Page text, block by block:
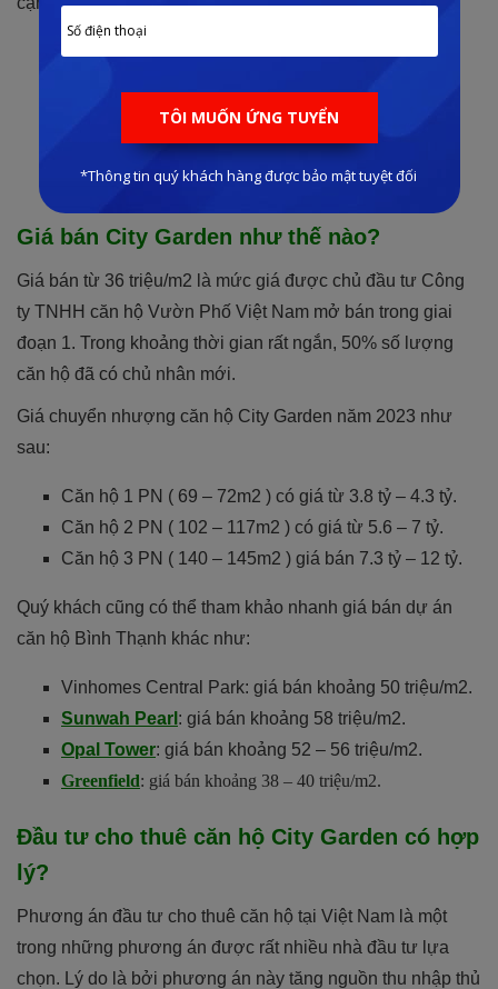
Quý khách hàng muốn mua căn hộ City
Garden?
Hoặc bấm đăng ký nhận căn hộ chuyển nhượng giá tốt
Giá bán City Garden như thế nào?
Giá bán từ 36 triệu/m2 là mức giá được chủ đầu tư Công
ty TNHH căn hộ Vườn Phố Việt Nam mở bán trong giai
đoạn 1. Trong khoảng thời gian rất ngắn, 50% số lượng
căn hộ đã có chủ nhân mới.
Giá chuyển nhượng căn hộ City Garden năm 2023 như
sau:
Căn hộ 1 PN ( 69 – 72m2 ) có giá từ 3.8 tỷ – 4.3 tỷ.
Căn hộ 2 PN ( 102 – 117m2 ) có giá từ 5.6 – 7 tỷ.
Căn hộ 3 PN ( 140 – 145m2 ) giá bán 7.3 tỷ – 12 tỷ.
Quý khách cũng có thể tham khảo nhanh giá bán dự án
căn hộ Bình Thạnh khác như:
Vinhomes Central Park: giá bán khoảng 50 triệu/m2.
Sunwah Pearl : giá bán khoảng 58 triệu/m2.
Opal Tower: giá bán khoảng 52 – 56 triệu/m2.
Greenfield: giá bán khoảng 38 – 40 triệu/m2.
Đầu tư cho thuê căn hộ City Garden có hợp
lý?
Phương án đầu tư cho thuê căn hộ tại Việt Nam là một
trong những phương án được rất nhiều nhà đầu tư lựa
chọn. Lý do là bởi phương án này tăng nguồn thu nhập thủ